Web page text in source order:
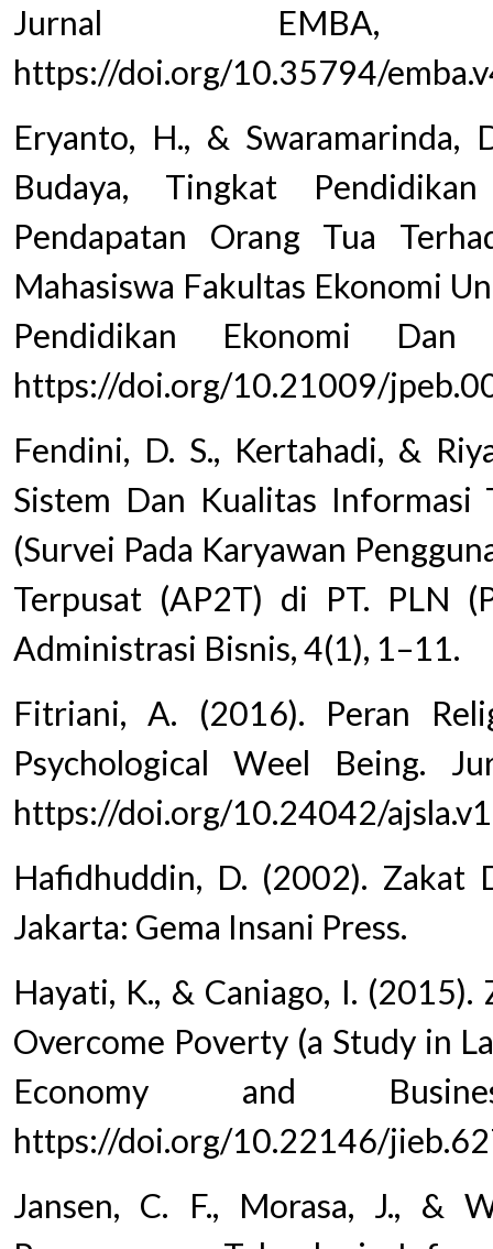
Jurnal EMBA,
https://doi.org/10.35794/
Eryanto, H., & Swaramarinda,
Budaya, Tingkat
Pendapatan Orang Tua
Mahasiswa Fakultas Ekonomi
Pendidikan Ekonomi
https://doi.org/10.21009/
Fendini, D. S., Kertahadi, &
Sistem Dan Kualitas Informasi
(Survei Pada Karyawan
Terpusat (AP2T) di PT. PLN
Administrasi Bisnis, 4(1), 1–11.
Fitriani, A. (2016). Peran
Psychological Weel Being.
https://doi.org/10.24042/
Hafidhuddin, D. (2002). Zakat
Jakarta: Gema Insani Press.
Hayati, K., & Caniago, I.
Overcome Poverty (a Study in
Economy and
https://doi.org/10.22146/
Jansen, C. F., Morasa, J., &